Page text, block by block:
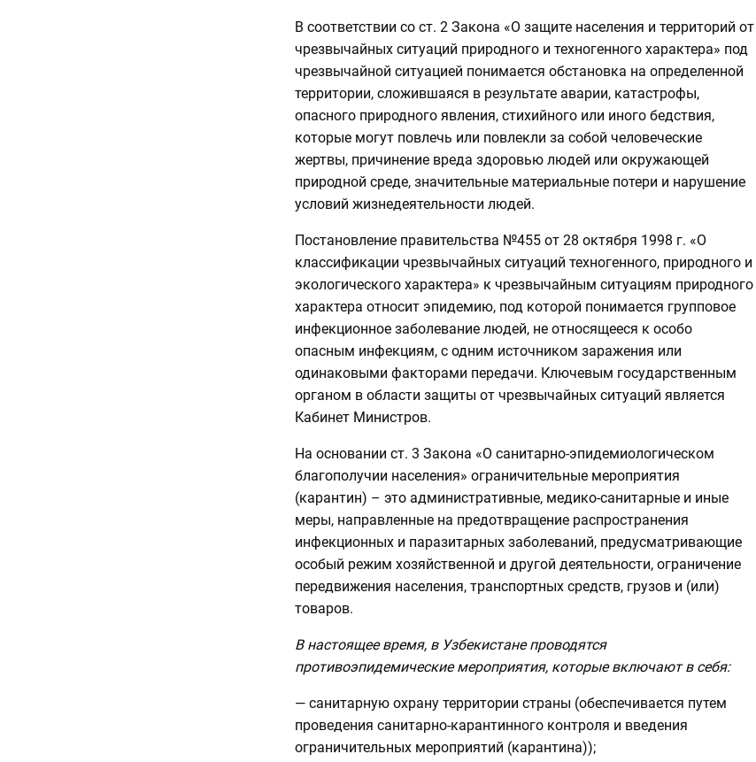
В соответствии со ст. 2 Закона «О защите населения и территорий от
чрезвычайных ситуаций природного и техногенного характера» под
чрезвычайной ситуацией понимается обстановка на определенной
территории, сложившаяся в результате аварии, катастрофы,
опасного природного явления, стихийного или иного бедствия,
которые могут повлечь или повлекли за собой человеческие
жертвы, причинение вреда здоровью людей или окружающей
природной среде, значительные материальные потери и нарушение
условий жизнедеятельности людей.
Постановление правительства №455 от 28 октября 1998 г. «О
классификации чрезвычайных ситуаций техногенного, природного и
экологического характера» к чрезвычайным ситуациям природного
характера относит эпидемию, под которой понимается групповое
инфекционное заболевание людей, не относящееся к особо
опасным инфекциям, с одним источником заражения или
одинаковыми факторами передачи. Ключевым государственным
органом в области защиты от чрезвычайных ситуаций является
Кабинет Министров.
На основании ст. 3 Закона «О санитарно-эпидемиологическом
благополучии населения» ограничительные мероприятия
(карантин) – это административные, медико-санитарные и иные
меры, направленные на предотвращение распространения
инфекционных и паразитарных заболеваний, предусматривающие
особый режим хозяйственной и другой деятельности, ограничение
передвижения населения, транспортных средств, грузов и (или)
товаров.
В настоящее время, в Узбекистане проводятся
противоэпидемические мероприятия, которые включают в себя:
— санитарную охрану территории страны (обеспечивается путем
проведения санитарно-карантинного контроля и введения
ограничительных мероприятий (карантина));